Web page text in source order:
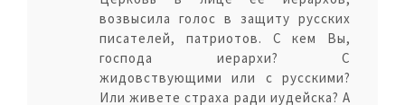
возвысила голос в защиту русских
писателей, патриотов. С кем Вы,
господа иерархи? С
жидовствующими или с русскими?
Или живете страха ради иудейска? А